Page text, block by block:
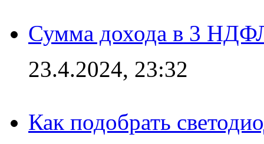
Сумма дохода в 3
23.4.2024, 23:32
Как подобрать